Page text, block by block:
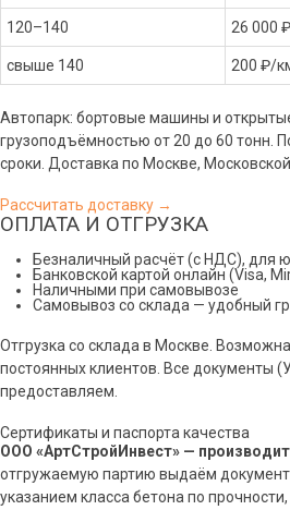
120–140 26 000 ₽
свыше 140 200 ₽/
Автопарк: бортовые машины и
грузоподъёмностью от 20 до 60 тонн.
сроки. Доставка по Москве,
Рассчитать доставку →
ОПЛАТА И ОТГРУЗКА
Безналичный расчёт (с НДС), для
Банковской картой онлайн (Visa,
Наличными при самовывозе
Самовывоз со склада — удобный
Отгрузка со склада в Москве.
постоянных клиентов. Все документы
предоставляем.
Сертификаты и паспорта качества
ООО «АртСтройИнвест» —
отгружаемую партию выдаём документ
указанием класса бетона по